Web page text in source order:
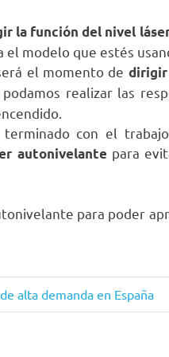
la función del nivel
modelo que estés
el momento de dirigir
podamos realizar las
terminado con el
autonivelante para
para poder
alta demanda en España